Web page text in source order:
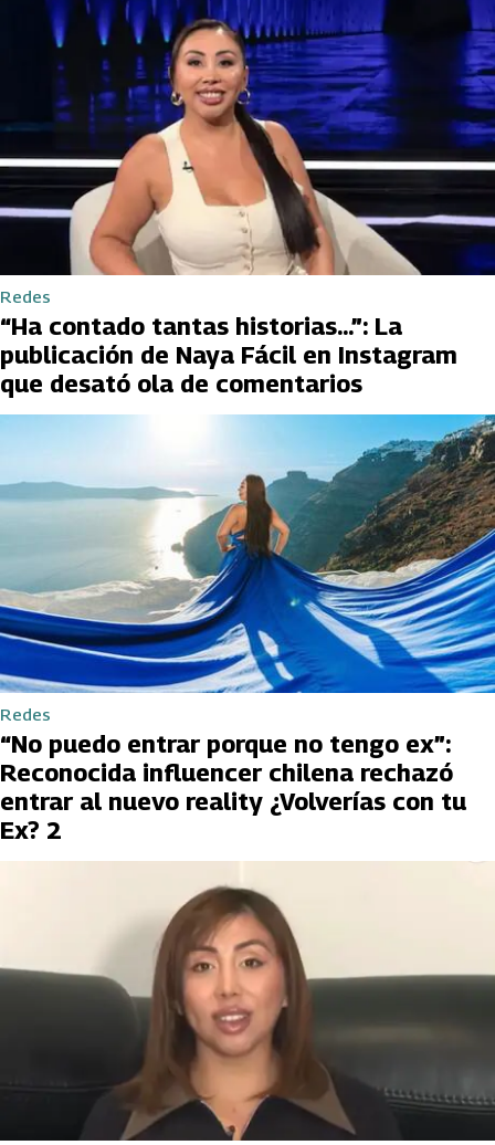
Redes
“Ha contado tantas historias...”: La
publicación de Naya Fácil en Instagram
que desató ola de comentarios
Redes
“No puedo entrar porque no tengo ex”:
Reconocida influencer chilena rechazó
entrar al nuevo reality ¿Volverías con tu
Ex? 2